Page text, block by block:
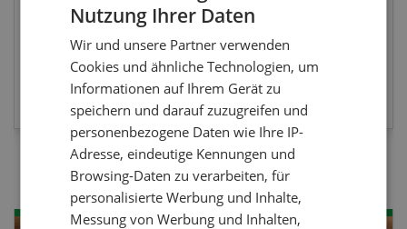
berufsunabhängigen Ausweis erweitern.
MEHR ZUR VERANSTALTUNG
Nutzung Ihrer Daten
Wir und unsere Partner verwenden
Cookies und ähnliche Technologien, um
Informationen auf Ihrem Gerät zu
speichern und darauf zuzugreifen und
personenbezogene Daten wie Ihre IP-
Adresse, eindeutige Kennungen und
Browsing-Daten zu verarbeiten, für
personalisierte Werbung und Inhalte,
Messung von Werbung und Inhalten,